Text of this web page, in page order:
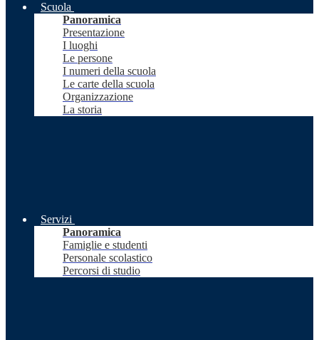
Scuola
Panoramica
Presentazione
I luoghi
Le persone
I numeri della scuola
Le carte della scuola
Organizzazione
La storia
Servizi
Panoramica
Famiglie e studenti
Personale scolastico
Percorsi di studio